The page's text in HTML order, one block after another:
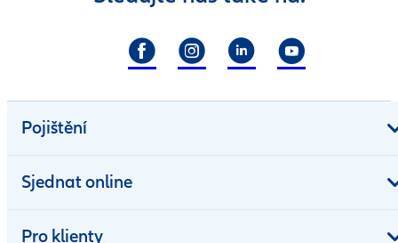
Pojištění
Sjednat online
Pro klienty